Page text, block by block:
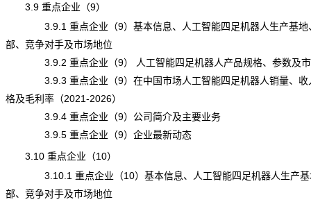
3.9 重点企业（9）
3.9.1 重点企业（9）基本信息、人工智能四足机器人生产基地
部、竞争对手及市场地位
3.9.2 重点企业（9） 人工智能四足机器人产品规格、参数及市
3.9.3 重点企业（9）在中国市场人工智能四足机器人销量、收
格及毛利率（2021-2026）
3.9.4 重点企业（9）公司简介及主要业务
3.9.5 重点企业（9）企业最新动态
3.10 重点企业（10）
3.10.1 重点企业（10）基本信息、人工智能四足机器人生产基
部、竞争对手及市场地位